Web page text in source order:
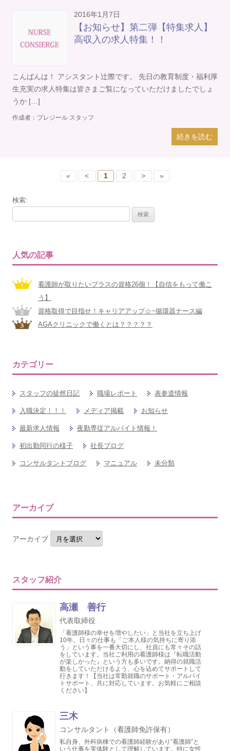
2016年1月7日
【お知らせ】第二弾【特集求人】
高収入の求人特集！！
こんばんは！ アシスタント辻際です。 先日の教育制度・福利厚
生充実の求人特集は皆さまご覧になっていただけましたでしょ
うか […]
作成者： プレジール スタッフ
続きを読む
« < 1 2 > »
検索:
人気の記事
看護師が取りたいプラスの資格26個！【自信をもって働こ
う】
資格取得で目指せ！キャリアアップ☆~循環器ナース編
AGAクリニックで働くとは？？？？？
カテゴリー
スタッフの徒然日記 職場レポート 表参道情報
入職決定！！！ メディア掲載 お知らせ
最新求人情報 夜勤専従アルバイト情報！
初出勤同行の様子 社長ブログ
コンサルタントブログ マニュアル 未分類
アーカイブ
アーカイブ
スタッフ紹介
高瀬 善行
代表取締役
「看護師様の幸せを増やしたい」と当社を立ち上げ
10年。日々の仕事も「ご本人様の気持ちに寄り添
う」という事を一番大切にし、社員にも常々その話
をしています。当社ご利用の看護師様は『転職活動
が楽しかった』という方も多いです。納得の就職活
動をしていただけるよう、心を込めてサポートして
行きます！【当社は常勤就職のサポート・アルバイ
トサポート、共に対応しています。お気軽にご相談
ください】
三木
コンサルタント（看護師免許保有）
私自身、外科病棟での看護師経験があり”看護師”と
いう仕事を実体験として理解しています。特に女性